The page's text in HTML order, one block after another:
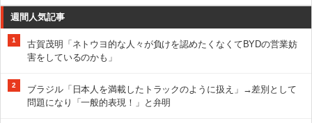
週間人気記事
1
古賀茂明「ネトウヨ的な人々が負けを認めたくなくてBYDの営業妨
害をしているのかも」
2
ブラジル「日本人を満載したトラックのように扱え」→差別として
問題になり「一般的表現！」と弁明